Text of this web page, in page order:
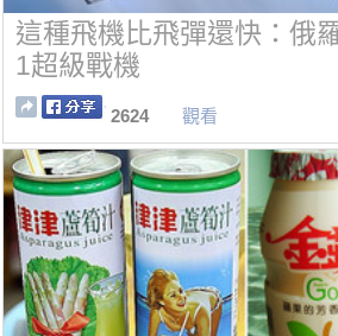
這種飛機比飛彈還快：俄
1超級戰機
2624 觀看